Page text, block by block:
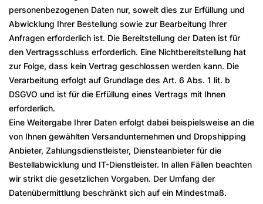
personenbezogenen Daten nur, soweit dies zur Erfüllung und
Abwicklung Ihrer Bestellung sowie zur Bearbeitung Ihrer
Anfragen erforderlich ist. Die Bereitstellung der Daten ist für
den Vertragsschluss erforderlich. Eine Nichtbereitstellung hat
zur Folge, dass kein Vertrag geschlossen werden kann. Die
Verarbeitung erfolgt auf Grundlage des Art. 6 Abs. 1 lit. b
DSGVO und ist für die Erfüllung eines Vertrags mit Ihnen
erforderlich.
Eine Weitergabe Ihrer Daten erfolgt dabei beispielsweise an die
von Ihnen gewählten Versandunternehmen und Dropshipping
Anbieter, Zahlungsdienstleister, Diensteanbieter für die
Bestellabwicklung und IT-Dienstleister. In allen Fällen beachten
wir strikt die gesetzlichen Vorgaben. Der Umfang der
Datenübermittlung beschränkt sich auf ein Mindestmaß.